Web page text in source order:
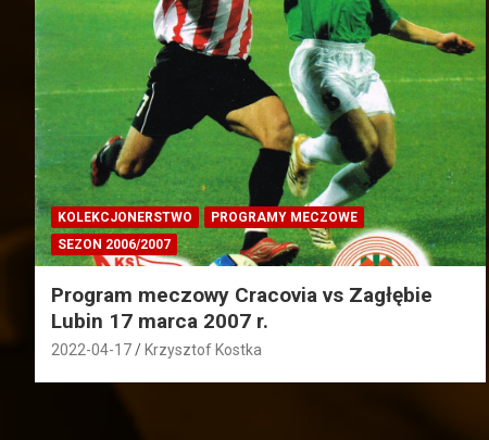
KOLEKCJONERSTWO
PROGRAMY MECZOWE
SEZON 2006/2007
Program meczowy Cracovia vs Zagłębie
Lubin 17 marca 2007 r.
2022-04-17 Krzysztof Kostka